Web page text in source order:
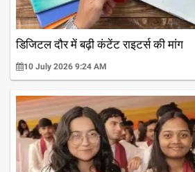
डिजिटल दौर में बढ़ी कंटेंट राइटर्स की मांग
10 July 2026 9:24 AM